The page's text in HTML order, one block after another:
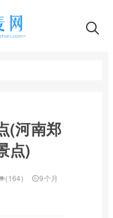
(河南郑
点)
(164)
9个月